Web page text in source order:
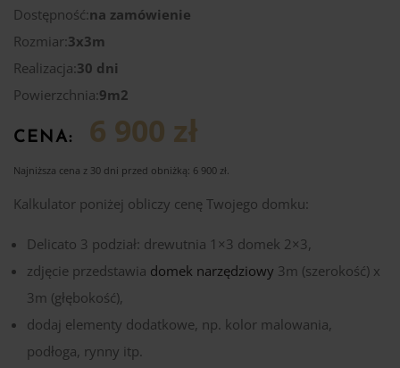
Dostępność:na zamówienie
Rozmiar:3x3m
Realizacja:30 dni
Powierzchnia:9m2
CENA: 6 900 zł
Najniższa cena z 30 dni przed obniżką: 6 900 zł.
Kalkulator poniżej obliczy cenę Twojego domku:
Delicato 3 podział: drewutnia 1×3 domek 2×3,
zdjęcie przedstawia domek narzędziowy 3m (szerokość) x
3m (głębokość),
dodaj elementy dodatkowe, np. kolor malowania,
podłoga, rynny itp.